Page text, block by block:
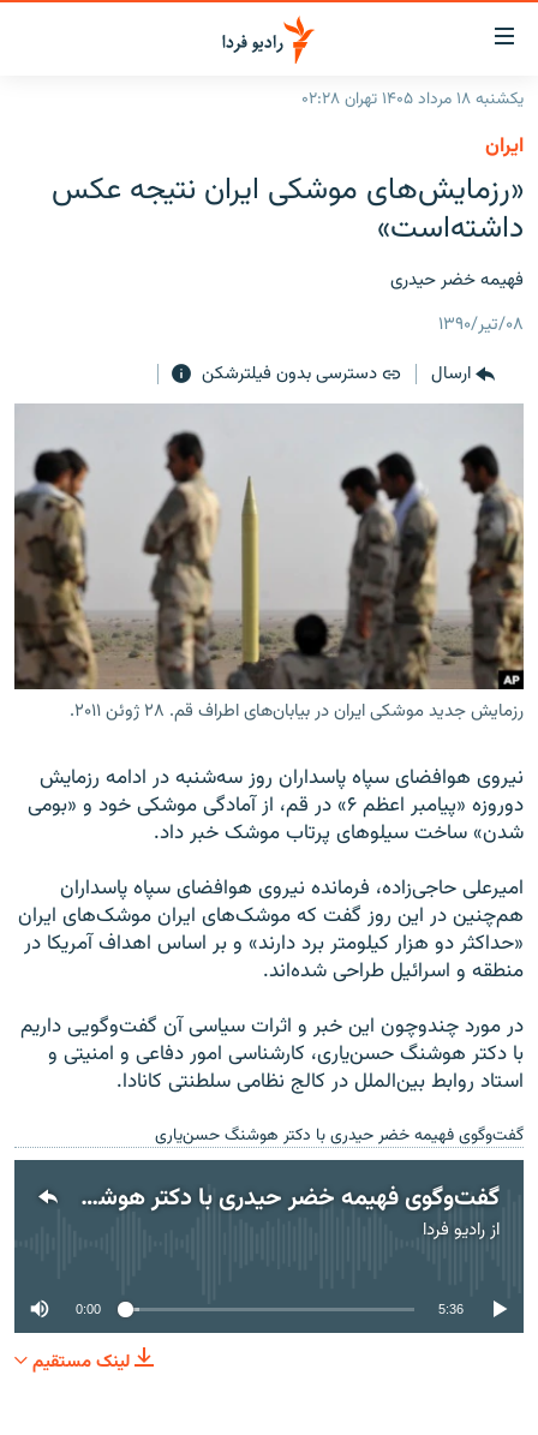
لینک‌های
قابلیت
دسترسی
بازگشت
منوی
اصلی
رفتن
صفحه
جهان
فرکانس‌ها
پادکست
چندرسانه‌ای
گزارش‌های تصویری
زنان فردا
English
به ما بپیوندید
زبان‌های دیگر
یکشنبه ۱۸ مرداد ۱۴۰۵ تهران ۰۲:۲۸
ايران
«رزمایش‌های موشکی ایران نتیجه عکس
داشته‌است»
فهیمه خضر حیدری
۰۸/تیر/۱۳۹۰
ارسال
دسترسی بدون فیلترشکن
رزمایش جدید موشکی ایران در بیابان‌های اطراف قم. ۲۸ ژوئن ۲۰۱۱.
نیروی هوافضای سپاه پاسداران روز سه‌شنبه در ادامه رزمایش
دوروزه «پیامبر اعظم ۶» در قم، از آمادگی موشکی خود و «بومی
شدن» ساخت سیلوهای پرتاب موشک خبر داد.
امیرعلی حاجی‌زاده، فرمانده نیروی هوافضای سپاه پاسداران
هم‌چنین در این روز گفت که موشک‌های ایران موشک‌های ایران
«حداکثر دو هزار کیلومتر برد دارند» و بر اساس اهداف آمریکا در
منطقه و اسرائیل طراحی شده‌اند.
در مورد چندوچون این خبر و اثرات سیاسی آن گفت‌وگویی داریم
با دکتر هوشنگ حسن‌یاری، کارشناسی امور دفاعی و امنیتی و
استاد روابط بین‌الملل در کالج نظامی سلطنتی کانادا.
گفت‌وگوی فهیمه خضر حیدری با دکتر هوشنگ حسن‌یاری
گفت‌وگوی فهیمه خضر حیدری با دکتر هوشنگ حسن‌یاری
ازرادیو فردا
0:00 5:36
لینک مستقیم